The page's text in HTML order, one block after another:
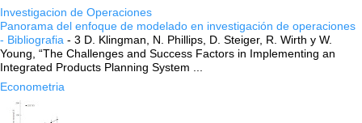
Investigacion de Operaciones
Panorama del enfoque de modelado en investigación de operaciones
- Bibliografia - 3 D. Klingman, N. Phillips, D. Steiger, R. Wirth y W.
Young, “The Challenges and Success Factors in Implementing an
Integrated Products Planning System ...
Econometria